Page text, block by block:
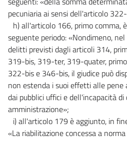
pecuniaria ai sensi dell'articolo
h) all'articolo 166, primo comma,
seguente periodo: «Nondimeno,
delitti previsti dagli articoli 314,
319-bis, 319-ter, 319-quater,
322-bis e 346-bis, il giudice può
non estenda i suoi effetti alle pene
dai pubblici uffici e dell'incapacità
amministrazione»;
i) all'articolo 179 è aggiunto, in
«La riabilitazione concessa a